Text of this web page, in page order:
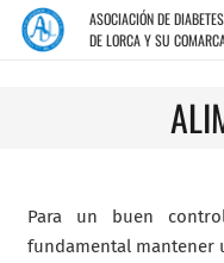
ASOCIACIÓN DE DIABETES
DE LORCA Y SU
Para un buen
fundamental mantener